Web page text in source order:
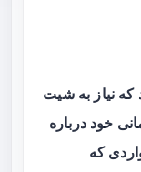
نیاز به شیت
خود درباره
که